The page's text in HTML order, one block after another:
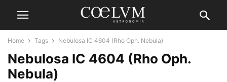
Home Tags Nebulosa IC 4604 (Rho Oph. Nebula)
Nebulosa IC 4604 (Rho Oph.
Nebula)